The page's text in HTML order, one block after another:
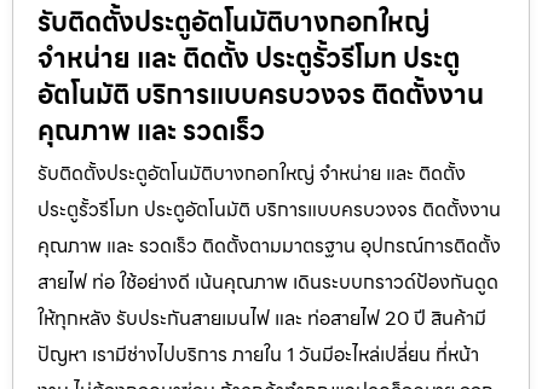
รับติดตั้งประตูอัตโนมัติบางกอกใหญ่
จำหน่าย และ ติดตั้ง ประตูรั้วรีโมท ประตู
อัตโนมัติ บริการแบบครบวงจร ติดตั้งงาน
คุณภาพ และ รวดเร็ว
รับติดตั้งประตูอัตโนมัติบางกอกใหญ่ จำหน่าย และ ติดตั้ง
ประตูรั้วรีโมท ประตูอัตโนมัติ บริการแบบครบวงจร ติดตั้งงาน
คุณภาพ และ รวดเร็ว ติดตั้งตามมาตรฐาน อุปกรณ์การติดตั้ง
สายไฟ ท่อ ใช้อย่างดี เน้นคุณภาพ เดินระบบกราวด์ป้องกันดูด
ให้ทุกหลัง รับประกันสายเมนไฟ และ ท่อสายไฟ 20 ปี สินค้ามี
ปัญหา เรามีช่างไปบริการ ภายใน 1 วันมีอะไหล่เปลี่ยน ที่หน้า